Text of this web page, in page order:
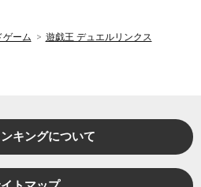
ゲーム 遊戯王 デュエルリンクス
キングについて